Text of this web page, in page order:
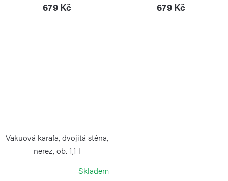
679 Kč 679 Kč
Vakuová karafa, dvojitá stěna,
nerez, ob. 1,1 l
Skladem